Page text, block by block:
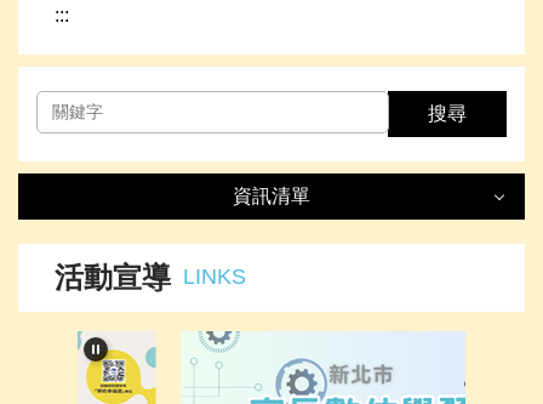
:::
搜尋
資訊清單
資訊清單 LIST
最新消息
活動宣導 LINKS